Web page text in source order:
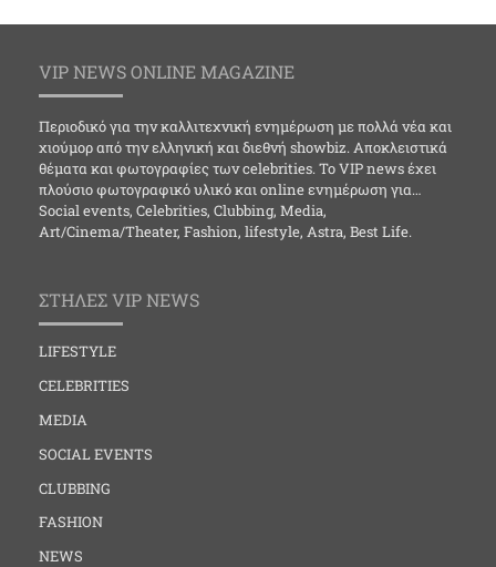
VIP NEWS ONLINE MAGAZINE
Περιοδικό για την καλλιτεχνική ενημέρωση με πολλά νέα και
χιούμορ από την ελληνική και διεθνή showbiz. Αποκλειστικά
θέματα και φωτογραφίες των celebrities. Το VIP news έχει
πλούσιο φωτογραφικό υλικό και online ενημέρωση για…
Social events, Celebrities, Clubbing, Media,
Art/Cinema/Theater, Fashion, lifestyle, Astra, Best Life.
ΣΤΗΛΕΣ VIP NEWS
LIFESTYLE
CELEBRITIES
MEDIA
SOCIAL EVENTS
CLUBBING
FASHION
NEWS